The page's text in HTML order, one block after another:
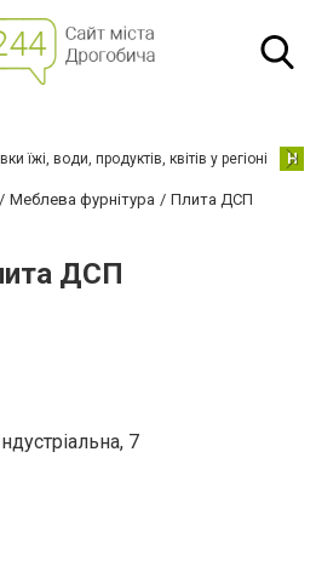
їжі, води, продуктів, квітів у регіоні Н
Меблева фурнітура Плита ДСП
ДСП
7